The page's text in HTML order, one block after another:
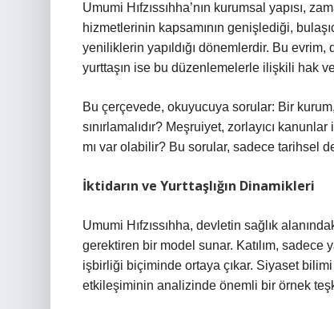
Umumi Hıfzıssıhha’nın kurumsal yapısı,
hizmetlerinin kapsamının genişlediği,
yeniliklerin yapıldığı dönemlerdir. Bu evrim,
yurttaşın ise bu düzenlemelerle ilişkili hak
Bu çerçevede, okuyucuya sorular: Bir
sınırlamalıdır? Meşruiyet, zorlayıcı
mı var olabilir? Bu sorular, sadece tarihsel
İktidarın ve Yurttaşlığın Dinamikleri
Umumi Hıfzıssıhha, devletin sağlık
gerektiren bir model sunar. Katılım,
işbirliği biçiminde ortaya çıkar. Siyaset
etkileşiminin analizinde önemli bir örnek